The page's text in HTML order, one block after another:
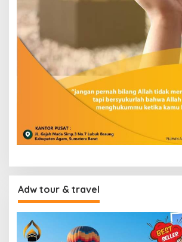
Adw tour & travel